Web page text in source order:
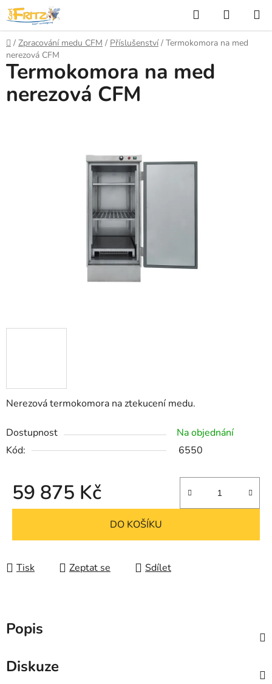
Přejít
na
obsah
Hledat
KOŠÍK
Domů
/ Zpracování medu CFM / Příslušenství / Termokomora na med
nerezová CFM
Nerezová termokomora na ztekucení medu.
Dostupnost
Na objednání
Kód:
6550
59 875 Kč
Měrná cena:
DO KOŠÍKU
Tisk Zeptat se Sdílet
Termokomora na med
nerezová CFM
Popis
Diskuze